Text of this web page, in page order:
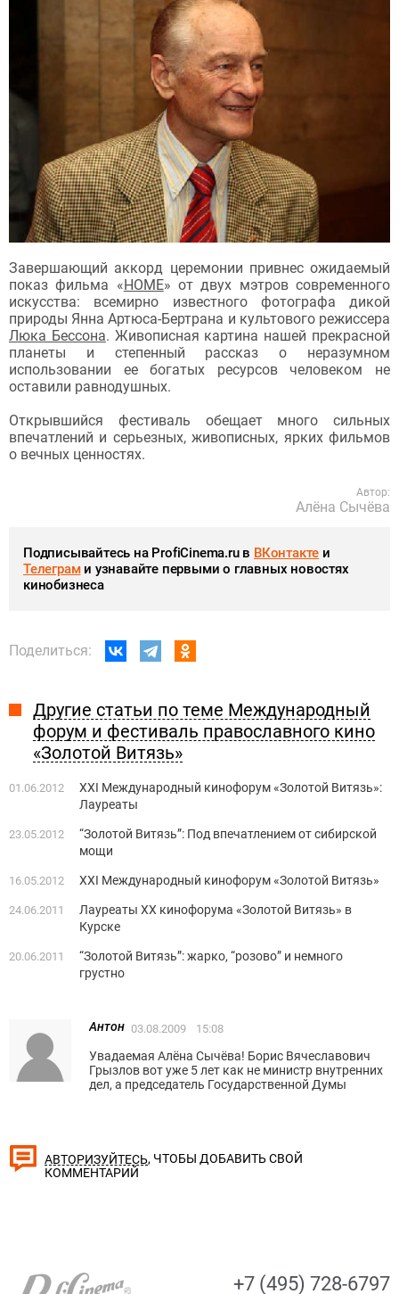
Завершающий аккорд церемонии привнес ожидаемый
показ фильма «HOME» от двух мэтров современного
искусства: всемирно известного фотографа дикой
природы Янна Артюса-Бертрана и культового режиссера
Люка Бессона. Живописная картина нашей прекрасной
планеты и степенный рассказ о неразумном
использовании ее богатых ресурсов человеком не
оставили равнодушных.
Открывшийся фестиваль обещает много сильных
впечатлений и серьезных, живописных, ярких фильмов
о вечных ценностях.
Автор:
Алёна Сычёва
Подписывайтесь на ProfiCinema.ru в ВКонтакте и
Телеграми узнавайте первыми о главных новостях
кинобизнеса
Поделиться:
Другие статьи по теме Международный
форум и фестиваль православного кино
«Золотой Витязь»
01.06.2012
XXI Международный кинофорум «Золотой Витязь»:
Лауреаты
23.05.2012
“Золотой Витязь”: Под впечатлением от сибирской
мощи
16.05.2012 ХХI Международный кинофорум «Золотой Витязь»
24.06.2011
Лауреаты ХХ кинофорума «Золотой Витязь» в
Курске
20.06.2011
“Золотой Витязь”: жарко, “розово” и немного
грустно
Антон 03.08.2009 15:08
Увадаемая Алёна Сычёва! Борис Вячеславович
Грызлов вот уже 5 лет как не министр внутренних
дел, а председатель Государственной Думы
АВТОРИЗУЙТЕСЬ, ЧТОБЫ ДОБАВИТЬ СВОЙ
КОММЕНТАРИЙ
+7 (495) 728-6797